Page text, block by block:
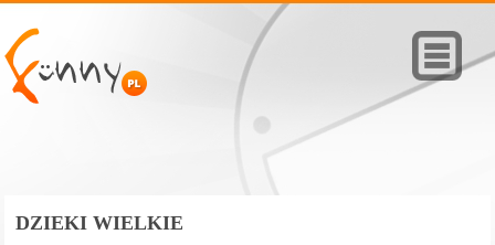
DZIEKI WIELKIE